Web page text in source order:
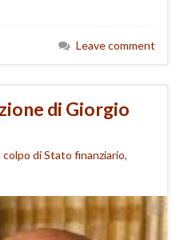
Leave comment
di Giorgio
colpo di Stato finanziario,